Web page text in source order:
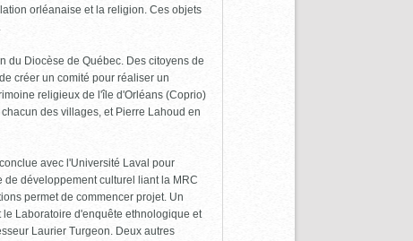
orléanaise et la religion. Ces objets
du Diocèse de Québec. Des citoyens de
créer un comité pour réaliser un
religieux de l'île d'Orléans (Coprio)
des villages, et Pierre Lahoud en
avec l'Université Laval pour
développement culturel liant la MRC
permet de commencer projet. Un
Laboratoire d'enquête ethnologique et
Laurier Turgeon. Deux autres